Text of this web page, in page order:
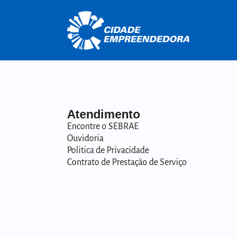
Atendimento
Encontre o SEBRAE
Ouvidoria
Politica de Privacidade
Contrato de Prestação de Serviço